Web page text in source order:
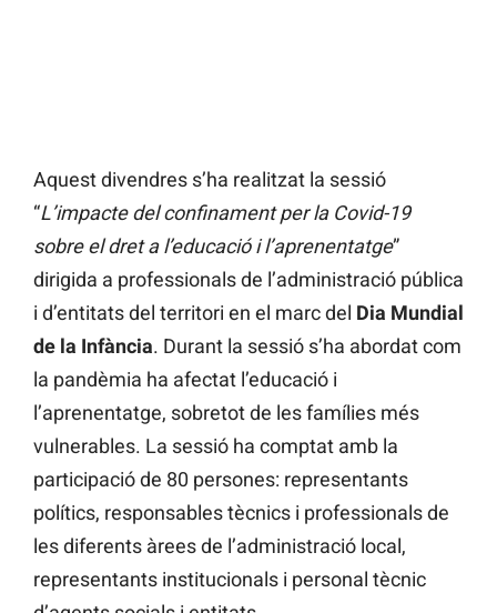
Aquest divendres s’ha realitzat la sessió
“L’impacte del confinament per la Covid-19
sobre el dret a l’educació i l’aprenentatge”
dirigida a professionals de l’administració pública
i d’entitats del territori en el marc del Dia Mundial
de la Infància. Durant la sessió s’ha abordat com
la pandèmia ha afectat l’educació i
l’aprenentatge, sobretot de les famílies més
vulnerables. La sessió ha comptat amb la
participació de 80 persones: representants
polítics, responsables tècnics i professionals de
les diferents àrees de l’administració local,
representants institucionals i personal tècnic